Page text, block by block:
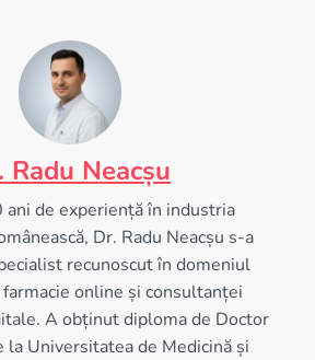
Radu Neacșu
ani de experiență în industria
Dr. Radu Neacșu s-a
recunoscut în domeniul
online și consultanței
A obținut diploma de Doctor
la Universitatea de Medicină și